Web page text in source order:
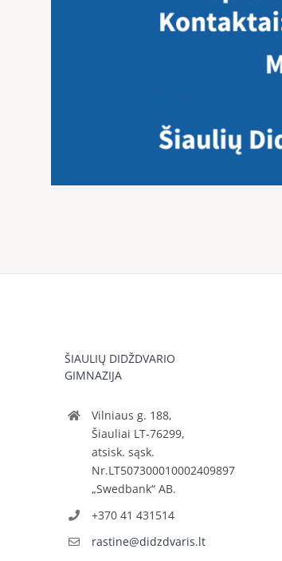
ŠIAULIŲ DIDŽDVARIO
GIMNAZIJA
Vilniaus g. 188,
Šiauliai LT-76299,
atsisk. sąsk.
Nr.LT507300010002409897
„Swedbank“ AB.
+370 41 431514
rastine@didzdvaris.lt